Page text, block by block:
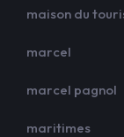
maison du
marcel
marcel pagnol
maritimes